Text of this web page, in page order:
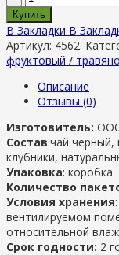
Купить
В Закладки В
Артикул: 4562.
фруктовый /
Описание
Отзывы (0)
Изготовитель:
Состав:чай черный,
клубники,
Упаковка: коробка
Количество
Условия хранения
вентилируемом
относительной
Срок годности: 2